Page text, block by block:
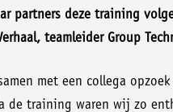
partners deze training
teamleider Group
met een collega
de training waren wij zo